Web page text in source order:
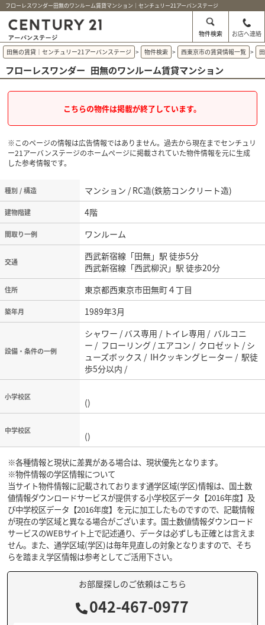
フローレスワンダー田無のワンルーム賃貸マンション｜センチュリー21アーバンステージ
物件検索 お店へ連絡
田無の賃貸｜センチュリー21アーバンステージ > 物件検索 > 西東京市の賃貸情報一覧 >
フローレスワンダー 田無のワンルーム賃貸マンション
こちらの物件は掲載が終了しています。
※このページの情報は広告情報ではありません。過去から現在までセンチュリ
ー21アーバンステージのホームぺージに掲載されていた物件情報を元に生成
した参考情報です。
種別 / 構造 マンション / RC造(鉄筋コンクリート造)
建物階建 4階
間取り一例 ワンルーム
交通
西武新宿線「田無」駅 徒歩5分
西武新宿線「西武柳沢」駅 徒歩20分
住所 東京都西東京市田無町４丁目
築年月 1989年3月
設備・条件の一例
シャワー / バス専用 / トイレ専用 / バルコニ
ー / フローリング / エアコン / クロゼット / シ
ューズボックス / IHクッキングヒーター / 駅徒
歩5分以内 /
小学校区 ()
中学校区 ()
※各種情報と現状に差異がある場合は、現状優先となります。
※物件情報の学区情報について
当サイト物件情報に記載されております通学区域(学区)情報は、国土数
値情報ダウンロードサービスが提供する小学校区データ【2016年度】及
び中学校区データ【2016年度】を元に加工したものですので、記載情報
が現在の学区域と異なる場合がございます。国土数値情報ダウンロード
サービスのWEBサイト上で記述通り、データは必ずしも正確とは言えま
せん。また、通学区域(学区)は毎年見直しの対象となりますので、そち
らを踏まえ学区情報は参考としてご活用下さい。
お部屋探しのご依頼はこちら
042-467-0977